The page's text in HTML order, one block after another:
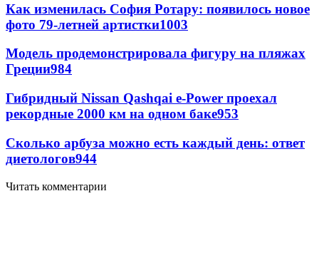
Как изменилась София Ротару: появилось новое
фото 79-летней артистки1003
Модель продемонстрировала фигуру на пляжах
Греции984
Гибридный Nissan Qashqai e-Power проехал
рекордные 2000 км на одном баке953
Сколько арбуза можно есть каждый день: ответ
диетологов944
Читать комментарии